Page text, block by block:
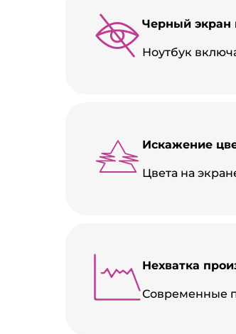
Черный экран
Ноутбук
Искажение
Цвета на
Нехватка
Современные